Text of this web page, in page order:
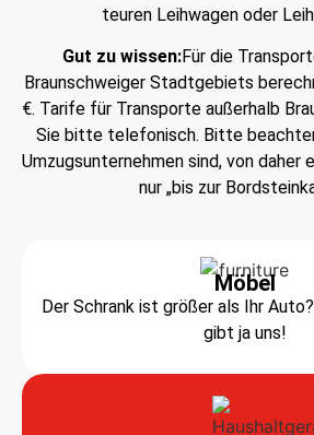
teuren Leihwagen oder
Gut zu wissen:Für die
Braunschweiger Stadtgebiets
€. Tarife für Transporte außerhalb
Sie bitte telefonisch. Bitte
Umzugsunternehmen sind, von
nur „bis zur
Möbel
Der Schrank ist größer als Ihr
gibt ja uns!